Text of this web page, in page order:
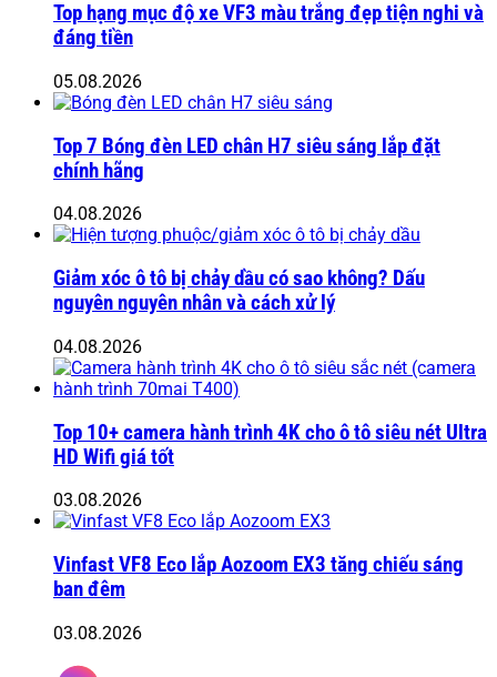
Top hạng mục độ xe VF3 màu trắng đẹp tiện nghi và
đáng tiền
05.08.2026
Top 7 Bóng đèn LED chân H7 siêu sáng lắp đặt
chính hãng
04.08.2026
Giảm xóc ô tô bị chảy dầu có sao không? Dấu
nguyên nguyên nhân và cách xử lý
04.08.2026
Top 10+ camera hành trình 4K cho ô tô siêu nét Ultra
HD Wifi giá tốt
03.08.2026
Vinfast VF8 Eco lắp Aozoom EX3 tăng chiếu sáng
ban đêm
03.08.2026